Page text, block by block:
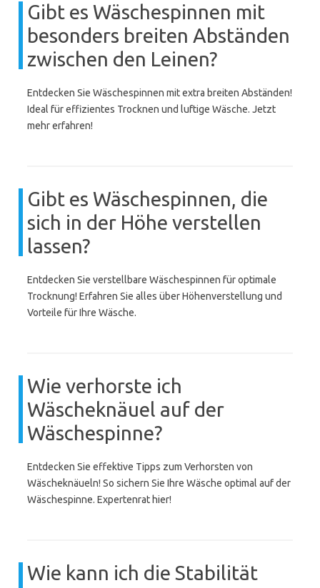
Gibt es Wäschespinnen mit
besonders breiten Abständen
zwischen den Leinen?
Entdecken Sie Wäschespinnen mit extra breiten Abständen!
Ideal für effizientes Trocknen und luftige Wäsche. Jetzt
mehr erfahren!
Gibt es Wäschespinnen, die
sich in der Höhe verstellen
lassen?
Entdecken Sie verstellbare Wäschespinnen für optimale
Trocknung! Erfahren Sie alles über Höhenverstellung und
Vorteile für Ihre Wäsche.
Wie verhorste ich
Wäscheknäuel auf der
Wäschespinne?
Entdecken Sie effektive Tipps zum Verhorsten von
Wäscheknäueln! So sichern Sie Ihre Wäsche optimal auf der
Wäschespinne. Expertenrat hier!
Wie kann ich die Stabilität